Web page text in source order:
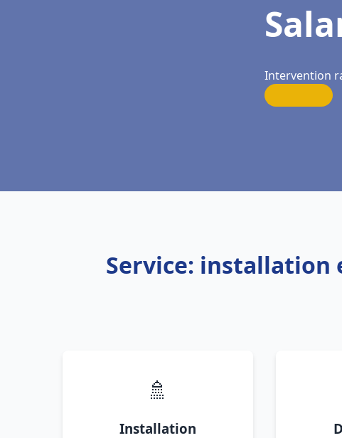
Intervention
Service: installation
🚿
Installation